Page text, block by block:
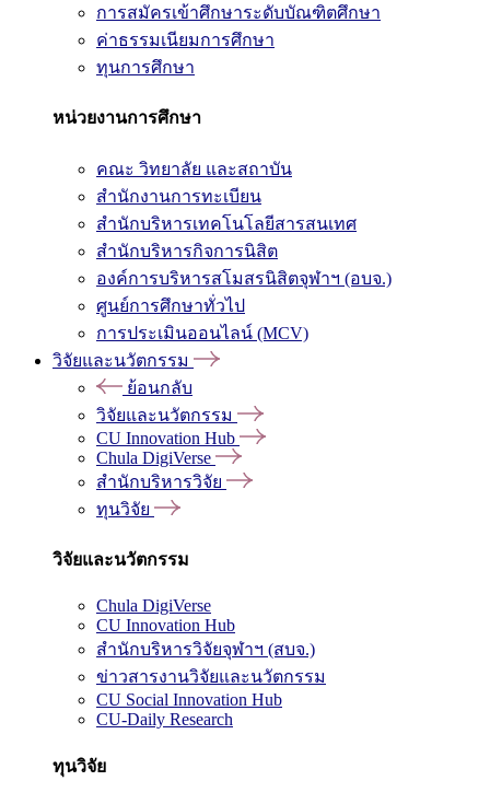
การสมัครเข้าศึกษาระดับบัณฑิตศึกษา
ค่าธรรมเนียมการศึกษา
ทุนการศึกษา
หน่วยงานการศึกษา
คณะ วิทยาลัย และสถาบัน
สำนักงานการทะเบียน
สำนักบริหารเทคโนโลยีสารสนเทศ
สำนักบริหารกิจการนิสิต
องค์การบริหารสโมสรนิสิตจุฬาฯ (อบจ.)
ศูนย์การศึกษาทั่วไป
การประเมินออนไลน์ (MCV)
วิจัยและนวัตกรรม
ย้อนกลับ
วิจัยและนวัตกรรม
CU Innovation Hub
Chula DigiVerse
สำนักบริหารวิจัย
ทุนวิจัย
วิจัยและนวัตกรรม
Chula DigiVerse
CU Innovation Hub
สำนักบริหารวิจัยจุฬาฯ (สบจ.)
ข่าวสารงานวิจัยและนวัตกรรม
CU Social Innovation Hub
CU-Daily Research
ทุนวิจัย